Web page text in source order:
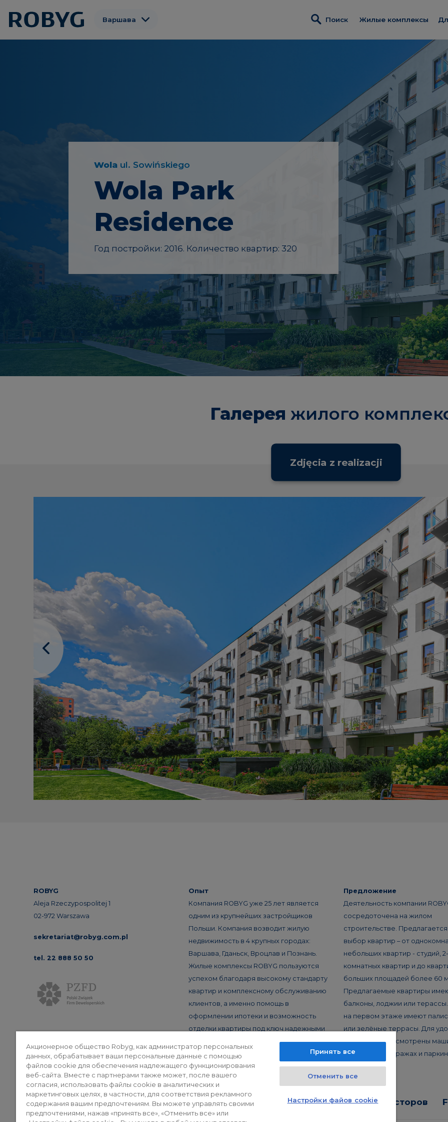
Варшава
Гданьск
Поиск Жилые комплексы
Жилые комплексы
Metro Life
ЖK «Osiedle
ЖK «Rytm
ЖK «Modern City»
Реализованные
Коммерческая
Wola ul. Sowińskiego
Wola Park
Residence
Год постройки: 2016. Количество квартир: 320
Галерея жилого
Zdjęcia z realizacji
ROBYG
Aleja Rzeczypospolitej 1
02-972 Warszawa
sekretariat@robyg.com.pl
tel. 22 888 50 50
Опыт
Компания ROBYG уже 25 лет является
одним из крупнейших застройщиков
Польши. Компания возводит жилую
недвижимость в 4 крупных городах:
Варшава, Гданьск, Вроцлав и Познань.
Жилые комплексы ROBYG пользуются
успехом благодаря высокому стандарту
квартир и комплексному обслуживанию
клиентов, а именно помощь в
оформлении ипотеки и возможность
отделки квартиры под ключ надежными
и солидными подрядчиками.
Предложение
Деятельность компании
сосредоточена на жилом
строительстве.
выбор квартир – от
небольших квартир - студий, 2-
комнатных квартир и до
больших площадей более 60
Предлагаемые квартиры
балконы, лоджии или
на первом этаже имеют
или зелёные террасы. Для
жителей предусмотрены
в подземных гаражах и
Политика конфиденциальности Для инвесторов
Акционерное общество Robyg, как администратор персональных
данных, обрабатывает ваши персональные данные с помощью
файлов cookie для обеспечения надлежащего функционирования
веб-сайта. Вместе с партнерами также может, после вашего
согласия, использовать файлы cookie в аналитических и
маркетинговых целях, в частности, для соответствия рекламного
содержания вашим предпочтениям. Вы можете управлять своими
предпочтениями, нажав «принять все», «Отменить все» или
Принять все
Отменить все
Настройки файов cookie